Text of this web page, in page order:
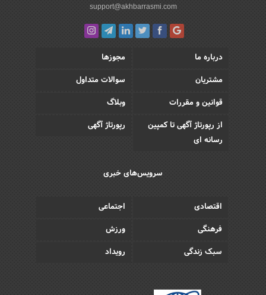
support@akhbarrasmi.com
درباره ما
مجوزها
مشتریان
سوالات متداول
قوانین و مقررات
وبلاگ
از رپورتاژ آگهی تا کمپین
رسانه ای
رپورتاژ آگهی
سرویس‌های خبری
اقتصادی
اجتماعی
فرهنگی
ورزش
سبک زندگی
رویداد